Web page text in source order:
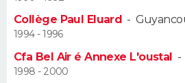
Alimentation
Guide de la santé
Maladies
Médicaments
Sommeil
VOYAGE
Destinations
City break
Voyage nature
Voyage de noces
Forum
Climat
+
PHOTO
Collège Paul Eluard -
1994 - 1996
Cfa Bel Air é Annexe L'oustal -
1998 - 2000